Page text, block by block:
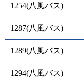
1254(八風バス)
1287(八風バス)
1289(八風バス)
1294(八風バス)